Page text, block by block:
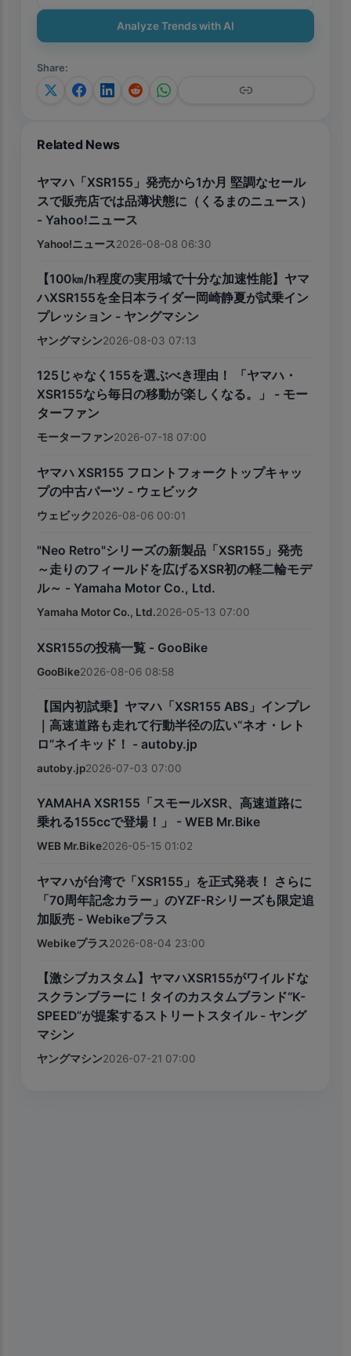
Analyze Trends with AI
Share:
Related News
ヤマハ「XSR155」発売から1か月 堅調なセール
スで販売店では品薄状態に（くるまのニュース）
- Yahoo!ニュース
Yahoo!ニュース2026-08-08 06:30
【100㎞/h程度の実用域で十分な加速性能】ヤマ
ハXSR155を全日本ライダー岡崎静夏が試乗イン
プレッション - ヤングマシン
ヤングマシン2026-08-03 07:13
125じゃなく155を選ぶべき理由！ 「ヤマハ・
XSR155なら毎日の移動が楽しくなる。」 - モー
ターファン
モーターファン2026-07-18 07:00
ヤマハ XSR155 フロントフォークトップキャッ
プの中古パーツ - ウェビック
ウェビック2026-08-06 00:01
"Neo Retro"シリーズの新製品「XSR155」発売
～走りのフィールドを広げるXSR初の軽二輪モデ
ル～ - Yamaha Motor Co., Ltd.
Yamaha Motor Co., Ltd.2026-05-13 07:00
XSR155の投稿一覧 - GooBike
GooBike2026-08-06 08:58
【国内初試乗】ヤマハ「XSR155 ABS」インプレ
｜高速道路も走れて行動半径の広い“ネオ・レト
ロ”ネイキッド！ - autoby.jp
autoby.jp2026-07-03 07:00
YAMAHA XSR155「スモールXSR、高速道路に
乗れる155ccで登場！」 - WEB Mr.Bike
WEB Mr.Bike2026-05-15 01:02
ヤマハが台湾で「XSR155」を正式発表！ さらに
「70周年記念カラー」のYZF-Rシリーズも限定追
加販売 - Webikeプラス
Webikeプラス2026-08-04 23:00
【激シブカスタム】ヤマハXSR155がワイルドな
スクランブラーに！タイのカスタムブランド“K-
SPEED”が提案するストリートスタイル - ヤング
マシン
ヤングマシン2026-07-21 07:00